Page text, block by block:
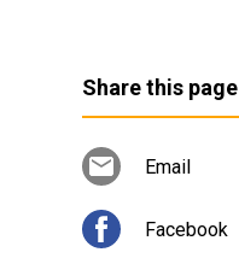
Share this page
Email
Facebook